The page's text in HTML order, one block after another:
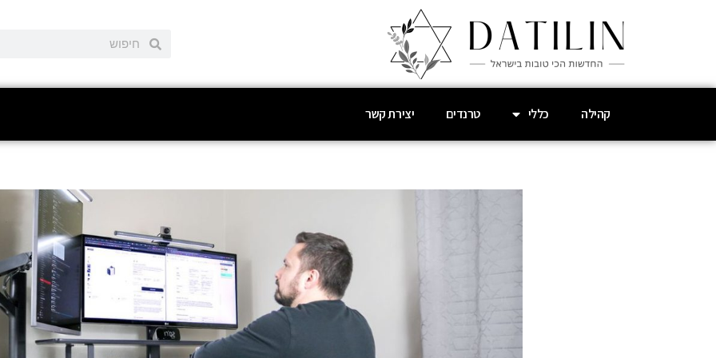
קהילה כללי טרנדים יצירת קשר